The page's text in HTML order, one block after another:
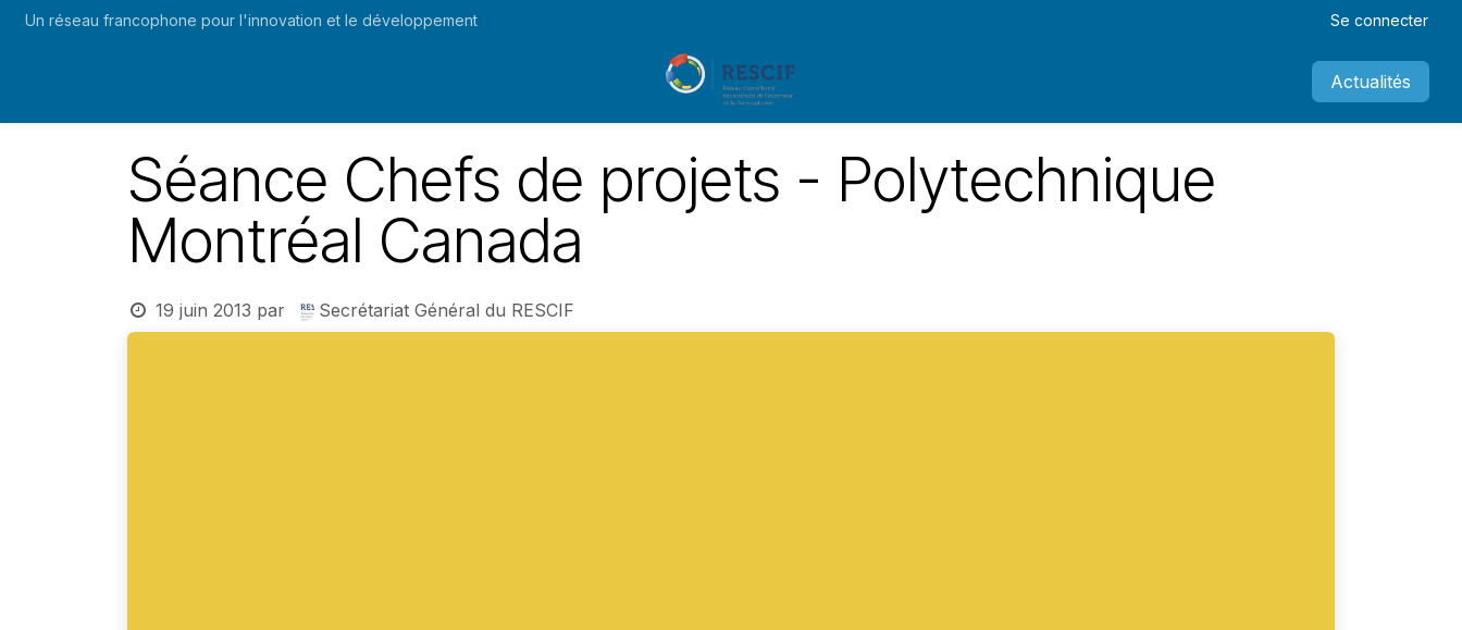
Se rendre au contenu
Un réseau francophone pour l'innovation et le développement Se connecter
Appels à projet MOOCS Actualités
Séance Chefs de projets - Polytechnique
Montréal Canada
19 juin 2013 par Secrétariat Général du RESCIF